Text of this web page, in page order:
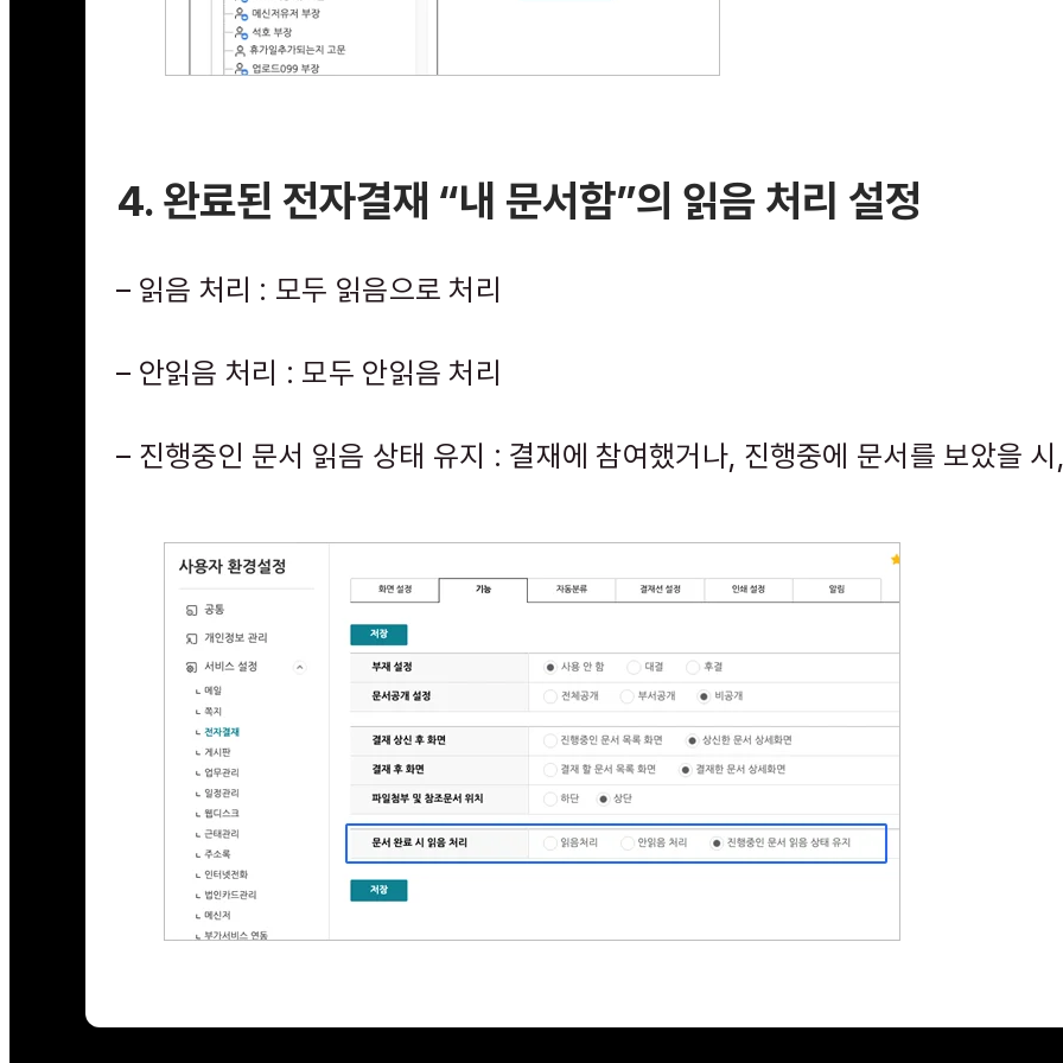
4. 완료된 전자결재 “내 문서함”의 읽음 처리 설정
– 읽음 처리 : 모두 읽음으로 처리
– 안읽음 처리 : 모두 안읽음 처리
– 진행중인 문서 읽음 상태 유지 : 결재에 참여했거나, 진행중에 문서를 보았을 시